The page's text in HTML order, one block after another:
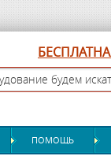
ПОМОЩЬ